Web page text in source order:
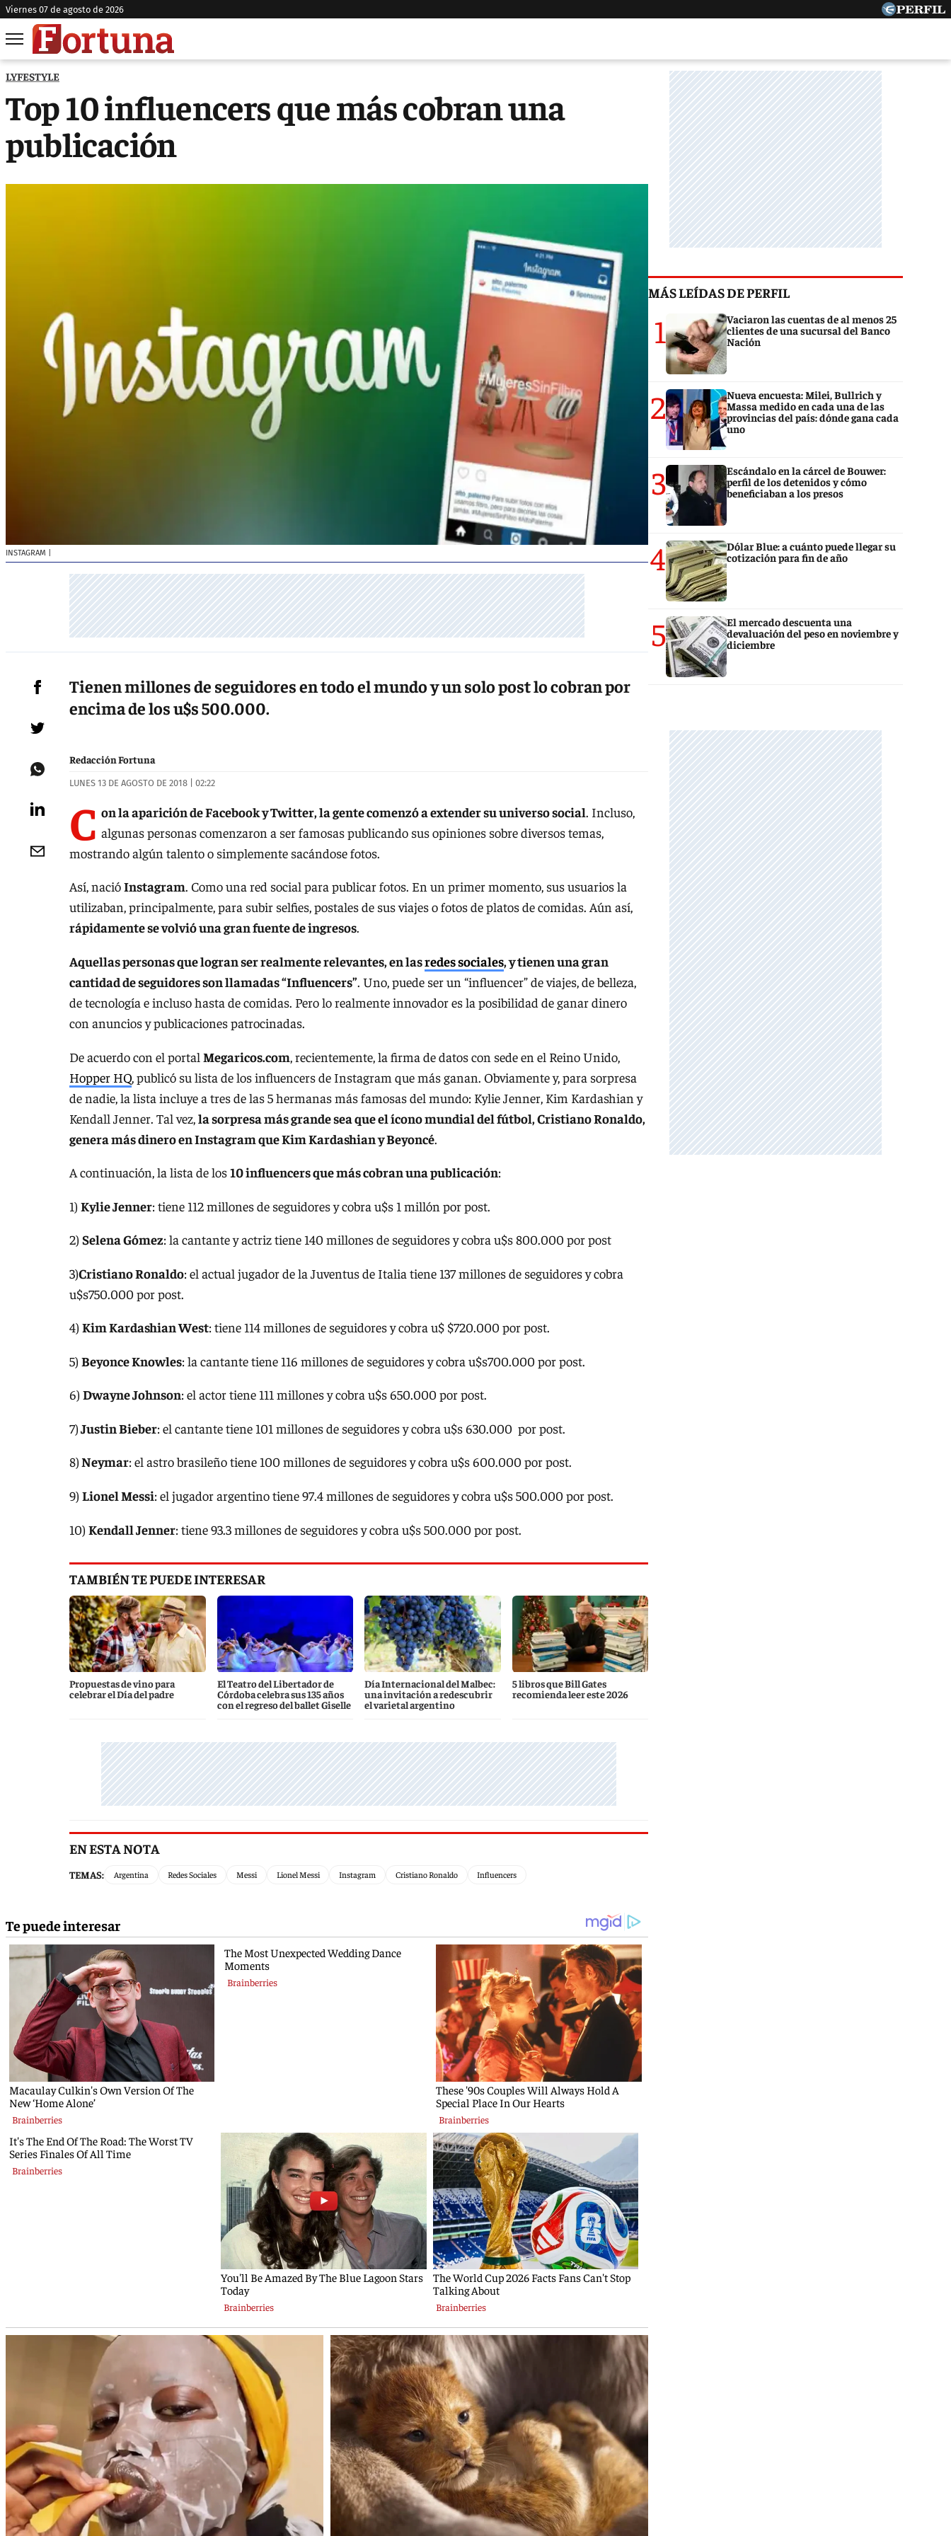
viernes 07 de agosto de 2026
LYFESTYLE
Top 10 influencers que más cobran una
publicación
INSTAGRAM
Tienen millones de seguidores en todo el mundo y un solo post lo cobran por
encima de los u$s 500.000.
Redacción Fortuna
LUNES 13 DE AGOSTO DE 2018 | 02:22
C on la aparición de Facebook y Twitter, la gente comenzó a extender su universo social. Incluso,
algunas personas comenzaron a ser famosas publicando sus opiniones sobre diversos temas,
mostrando algún talento o simplemente sacándose fotos.
Así, nacióInstagram. Como una red social para publicar fotos. En un primer momento, sus usuarios la
utilizaban, principalmente, para subir selfies, postales de sus viajes o fotos de platos de comidas. Aún así,
rápidamente se volvió una gran fuente de ingresos.
Aquellas personas que logran ser realmente relevantes, en lasredes sociales, y tienen una gran
cantidad de seguidores son llamadas “Influencers”. Uno, puede ser un “influencer” de viajes, de belleza,
de tecnología e incluso hasta de comidas. Pero lo realmente innovador es la posibilidad de ganar dinero
con anuncios y publicaciones patrocinadas.
De acuerdo con el portal Megaricos.com , recientemente, la firma de datos con sede en el Reino Unido,
Hopper HQ , publicó su lista de los influencers de Instagram que más ganan. Obviamente y, para sorpresa
de nadie, la lista incluye a tres de las 5 hermanas más famosas del mundo: Kylie Jenner, Kim Kardashian y
Kendall Jenner. Tal vez, la sorpresa más grande sea que el ícono mundial del fútbol, Cristiano Ronaldo,
genera más dinero en Instagram que Kim Kardashian y Beyoncé.
A continuación, la lista de los10 influencers que más cobran una publicación:
1) Kylie Jenner: tiene 112 millones de seguidores y cobra u$s 1 millón por post.
2) Selena Gómez: la cantante y actriz tiene 140 millones de seguidores y cobra u$s 800.000 por post
3)Cristiano Ronaldo: el actual jugador de la Juventus de Italia tiene 137 millones de seguidores y cobra
u$s750.000 por post.
4) Kim Kardashian West: tiene 114 millones de seguidores y cobra u$ $720.000 por post.
5) Beyonce Knowles: la cantante tiene 116 millones de seguidores y cobra u$s700.000 por post.
6) Dwayne Johnson: el actor tiene 111 millones y cobra u$s 650.000 por post.
7)Justin Bieber: el cantante tiene 101 millones de seguidores y cobra u$s 630.000 por post.
8) Neymar: el astro brasileño tiene 100 millones de seguidores y cobra u$s 600.000 por post.
9) Lionel Messi: el jugador argentino tiene 97.4 millones de seguidores y cobra u$s 500.000 por post.
10) Kendall Jenner: tiene 93.3 millones de seguidores y cobra u$s 500.000 por post.
TAMBIÉN TE PUEDE INTERESAR
Propuestas de vino para
celebrar el Día del padre
El Teatro del Libertador de
Córdoba celebra sus 135 años
con el regreso del ballet Giselle
Día Internacional del Malbec:
una invitación a redescubrir
el varietal argentino
5 libros que Bill Gates
recomienda leer este 2026
EN ESTA NOTA
TEMAS: Argentina Redes Sociales Messi Lionel Messi Instagram Cristiano Ronaldo Influencers
MÁS LEÍDAS DE PERFIL
1
Vaciaron las cuentas de al menos 25
clientes de una sucursal del Banco
Nación
2
Nueva encuesta: Milei, Bullrich y
Massa medido en cada una de las
provincias del país: dónde gana cada
uno
3
Escándalo en la cárcel de Bouwer:
perfil de los detenidos y cómo
beneficiaban a los presos
4
Dólar Blue: a cuánto puede llegar su
cotización para fin de año
5
El mercado descuenta una
devaluación del peso en noviembre y
diciembre